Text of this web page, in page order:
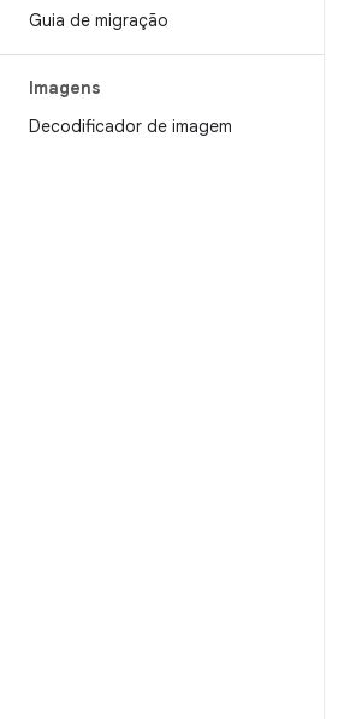
Guia de migração
Imagens
Decodificador de imagem